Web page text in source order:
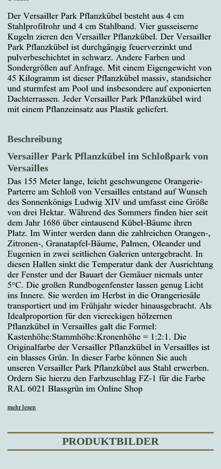
Der Versailler Park Pflanzkübel besteht aus 4 cm
Stahlprofilrohr und 4 cm Stahlband. Vier gusseiserne
Kugeln zieren den Versailler Pflanzkübel. Der Versailler
Park Pflanzkübel ist durchgängig feuerverzinkt und
pulverbeschichtet in schwarz. Andere Farben und
Sondergrößen auf Anfrage. Mit einem Eigengewicht von
45 Kilogramm ist dieser Pflanzkübel massiv, standsicher
und sturmfest am Pool und insbesondere auf exponierten
Dachterrassen. Jeder Versailler Park Pflanzkübel wird
mit einem Pflanzeinsatz aus Plastik geliefert.
Beschreibung
Versailler Park Pflanzkübel im Schloßpark von
Versailles
Das 155 Meter lange, leicht geschwungene Orangerie-
Parterre am Schloß von Versailles entstand auf Wunsch
des Sonnenkönigs Ludwig XIV und umfasst eine Größe
von drei Hektar. Während des Sommers finden hier seit
dem Jahr 1686 über eintausend Kübel-Bäume ihren
Platz. Im Winter werden dann die zahlreichen Orangen-,
Zitronen-, Granatapfel-Bäume, Palmen, Oleander und
Eugenien in zwei seitlichen Galerien untergebracht. In
diesen Hallen sinkt die Temperatur dank der Ausrichtung
der Fenster und der Bauart der Gemäuer niemals unter
5°C. Die großen Rundbogenfenster lassen genug Licht
ins Innere. Sie werden im Herbst in die Orangeriesäle
transportiert und im Frühjahr wieder hinausgebracht. Als
Idealproportion für den viereckigen hölzernen
Pflanzkübel in Versailles galt die Formel:
Kastenhöhe:Stammhöhe:Kronenhöhe = 1:2:1. Die
Originalfarbe der Versailler Pflanzkübel in Versailles ist
ein blasses Grün. In dieser Farbe können Sie auch
unseren Versailler Park Pflanzkübel aus Stahl erwerben.
Ordern Sie hierzu den Farbzuschlag FZ-1 für die Farbe
RAL 6021 Blassgrün im Online Shop
mehr lesen
PRODUKTBILDER